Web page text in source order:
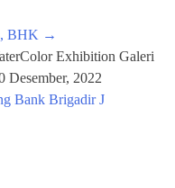
BHK →
Exhibition Galeri
Desember, 2022
Bank Brigadir J